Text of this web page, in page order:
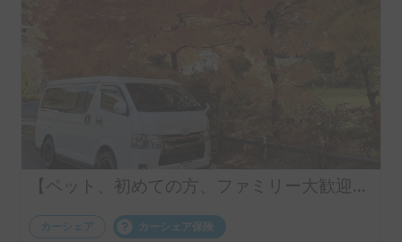
【ペット、初めての方、ファミリー大歓迎】【ヒーター付きの暖かい車内、扱い易い普通乗用車の大きさ、キャンプ用品オプション多数】初心者におすすめハイエース
カーシェア カーシェア保険